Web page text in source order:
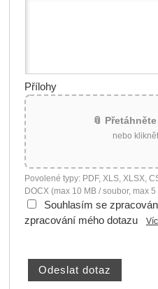
Přílohy
📎
nebo
Povolené typy: PDF, XLS, XLSX,
DOCX (max 10 MB / soubor, max
Souhlasím se
zpracování mého dotazu